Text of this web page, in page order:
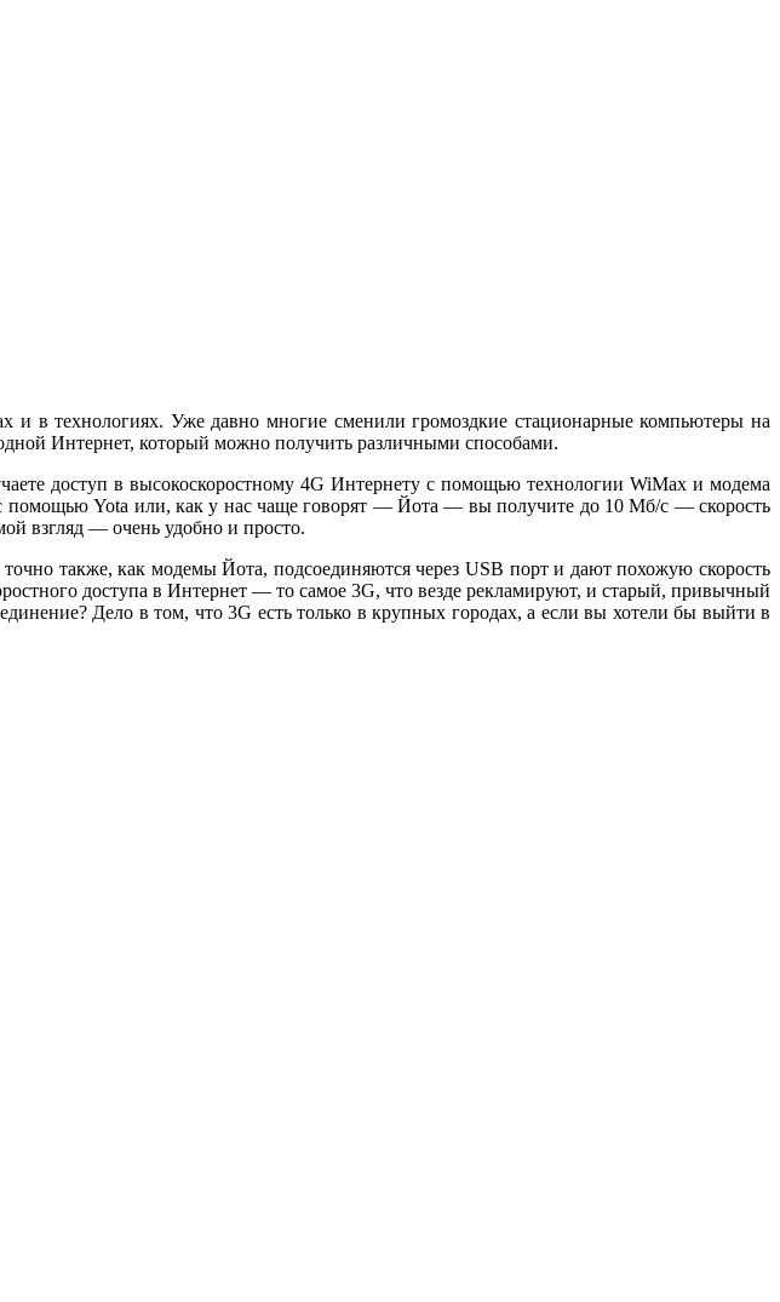
в технологиях. Уже давно многие сменили громоздкие стационарные компьютеры на
Интернет, который можно получить различными способами.
доступ в высокоскоростному 4G Интернету с помощью технологии WiMax и модема
помощью Yota или, как у нас чаще говорят — Йота — вы получите до 10 Мб/с — скорость
взгляд — очень удобно и просто.
также, как модемы Йота, подсоединяются через USB порт и дают похожую скорость
доступа в Интернет — то самое 3G, что везде рекламируют, и старый, привычный
Дело в том, что 3G есть только в крупных городах, а если вы хотели бы выйти в